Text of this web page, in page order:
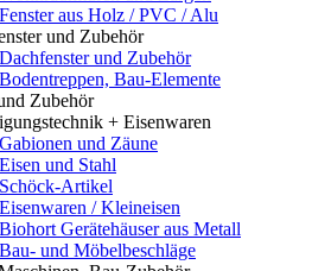
Fenster aus Holz / PVC / Alu
und Zubehör
Dachfenster und Zubehör
Bodentreppen, Bau-Elemente
Zubehör
+ Eisenwaren
Gabionen und Zäune
Eisen und Stahl
Schöck-Artikel
Eisenwaren / Kleineisen
Biohort Gerätehäuser aus Metall
Bau- und Möbelbeschläge